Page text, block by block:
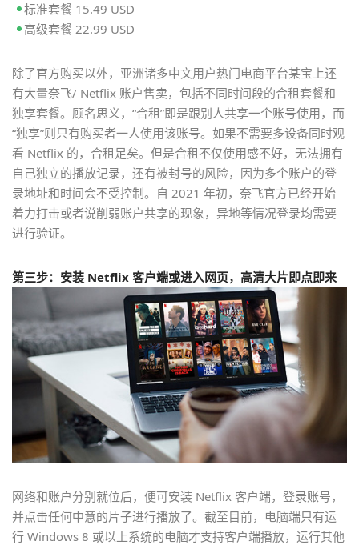
标准套餐 15.49 USD
高级套餐 22.99 USD
除了官方购买以外，亚洲诸多中文用户热门电商平台某宝上还
有大量奈飞/ Netflix 账户售卖，包括不同时间段的合租套餐和
独享套餐。顾名思义，“合租”即是跟别人共享一个账号使用，而
“独享”则只有购买者一人使用该账号。如果不需要多设备同时观
看 Netflix 的，合租足矣。但是合租不仅使用感不好，无法拥有
自己独立的播放记录，还有被封号的风险，因为多个账户的登
录地址和时间会不受控制。自 2021 年初，奈飞官方已经开始
着力打击或者说削弱账户共享的现象，异地等情况登录均需要
进行验证。
第三步：安装 Netflix 客户端或进入网页，高清大片即点即来
网络和账户分别就位后，便可安装 Netflix 客户端，登录账号，
并点击任何中意的片子进行播放了。截至目前，电脑端只有运
行 Windows 8 或以上系统的电脑才支持客户端播放，运行其他